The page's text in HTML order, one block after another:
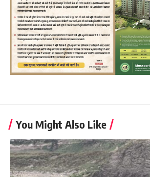
You Might Also Like